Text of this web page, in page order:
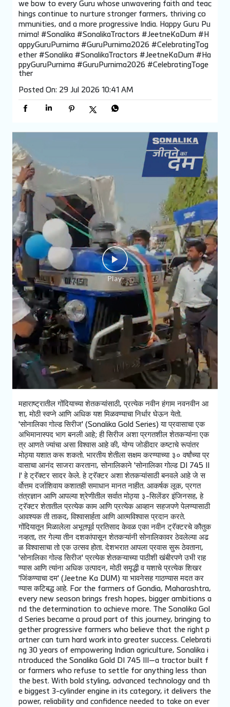
we bow to every Guru whose unwavering faith and teac
hings continue to nurture stronger farmers, thriving co
mmunities, and a more progressive India. Happy Guru Pu
rnima! #Sonalika #SonalikaTractors #JeetneKaDum #H
appyGuruPurnima #GuruPurnima2026 #CelebratingTog
ether #Sonalika #SonalikaTractors #JeetneKaDum #Ha
ppyGuruPurnima #GuruPurnima2026 #CelebratingToge
ther
Posted On: 29 Jul 2026 10:41 AM
महाराष्ट्रातील गोंदियाच्या शेतकऱ्यांसाठी, प्रत्येक नवीन हंगाम नवनवीन आ
शा, मोठी स्वप्ने आणि अधिक यश मिळवण्याचा निर्धार घेऊन येतो.
'सोनालिका गोल्ड सिरीज' (Sonalika Gold Series) या प्रवासाचा एक
अभिमानास्पद भाग बनली आहे; ही सिरीज अशा प्रगतशील शेतकऱ्यांना एक
त्र आणते ज्यांचा असा विश्वास आहे की, योग्य जोडीदार कष्टाचे रूपांतर
मोठ्या यशात करू शकतो. भारतीय शेतीला सक्षम करण्याच्या ३० वर्षांच्या प्र
वासाचा आनंद साजरा करताना, सोनालिकाने 'सोनालिका गोल्ड DI 745 II
I' हे ट्रॅक्टर सादर केले. हे ट्रॅक्टर अशा शेतकऱ्यांसाठी बनवले आहे जे स
र्वोत्तम दर्जाशिवाय कशातही समाधान मानत नाहीत. आकर्षक लूक, प्रगत
तंत्रज्ञान आणि आपल्या श्रेणीतील सर्वात मोठ्या ३-सिलेंडर इंजिनसह, हे
ट्रॅक्टर शेतातील प्रत्येक काम आणि प्रत्येक आव्हान सहजपणे पेलण्यासाठी
आवश्यक ती ताकद, विश्वासार्हता आणि आत्मविश्वास प्रदान करते.
गोंदियातून मिळालेला अभूतपूर्व प्रतिसाद केवळ एका नवीन ट्रॅक्टरचे कौतुक
नव्हता, तर गेल्या तीन दशकांपासून शेतकऱ्यांनी सोनालिकावर ठेवलेल्या अढ
ळ विश्वासाचा तो एक उत्सव होता. देशभरात आपला प्रवास सुरू ठेवताना,
'सोनालिका गोल्ड सिरीज' प्रत्येक शेतकऱ्याच्या पाठीशी खंबीरपणे उभी राह
ण्यास आणि त्यांना अधिक उत्पादन, मोठी समृद्धी व यशाचे प्रत्येक शिखर
'जिंकण्याचा दम' (Jeetne Ka DUM) या भावनेसह गाठण्यास मदत कर
ण्यास कटिबद्ध आहे. For the farmers of Gondia, Maharashtra,
every new season brings fresh hopes, bigger ambitions a
nd the determination to achieve more. The Sonalika Gol
d Series became a proud part of this journey, bringing to
gether progressive farmers who believe that the right p
artner can turn hard work into greater success. Celebrati
ng 30 years of empowering Indian agriculture, Sonalika i
ntroduced the Sonalika Gold DI 745 III—a tractor built f
or farmers who refuse to settle for anything less than
the best. With bold styling, advanced technology and th
e biggest 3-cylinder engine in its category, it delivers the
power, reliability and confidence needed to take on ever